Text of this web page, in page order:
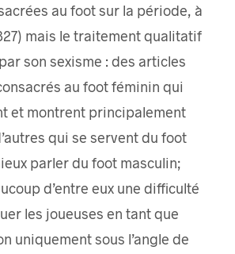
au foot sur la période, à
mais le traitement qualitatif
son sexisme : des articles
au foot féminin qui
et montrent principalement
qui se servent du foot
parler du foot masculin;
d’entre eux une difficulté
les joueuses en tant que
uniquement sous l’angle de